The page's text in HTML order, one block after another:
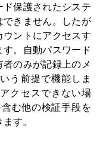
保護されたシステ
きません。したが
ントにアクセスす
。自動パスワード
のみが記録上のメ
う前提で機能しま
クセスできない場
む他の検証手段を
す。